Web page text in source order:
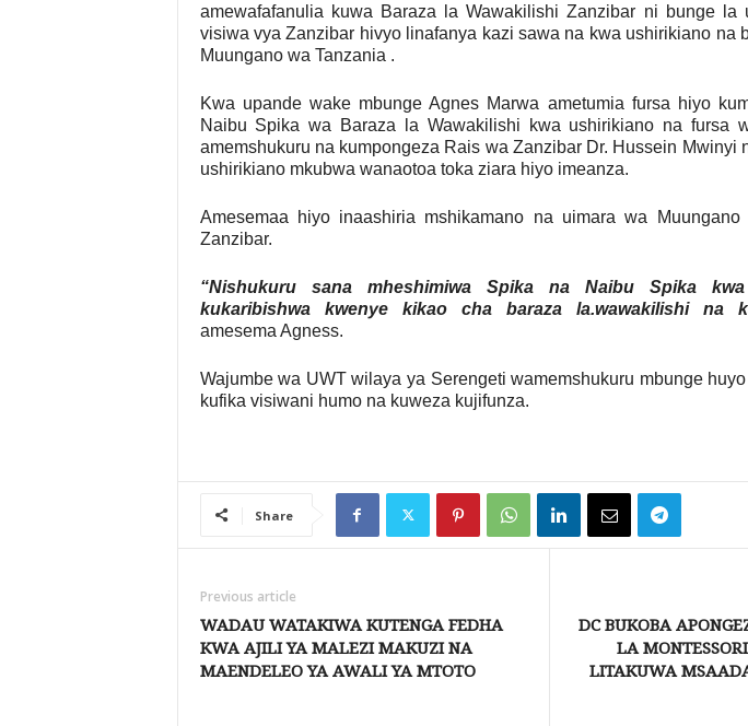
amewafafanulia kuwa Baraza la Wawakilishi Zanzibar ni bunge la
visiwa vya Zanzibar hivyo linafanya kazi sawa na kwa ushirikiano na
Muungano wa Tanzania .
Kwa upande wake mbunge Agnes Marwa ametumia fursa hiyo
Naibu Spika wa Baraza la Wawakilishi kwa ushirikiano na fursa
amemshukuru na kumpongeza Rais wa Zanzibar Dr. Hussein Mwinyi
ushirikiano mkubwa wanaotoa toka ziara hiyo imeanza.
Amesemaa hiyo inaashiria mshikamano na uimara wa Muungano
Zanzibar.
“Nishukuru sana mheshimiwa Spika na Naibu Spika
kukaribishwa kwenye kikao cha baraza la.wawakilishi na
amesema Agness.
Wajumbe wa UWT wilaya ya Serengeti wamemshukuru mbunge
kufika visiwani humo na kuweza kujifunza.
Share
Previous article
WADAU WATAKIWA KUTENGA FEDHA
KWA AJILI YA MALEZI MAKUZI NA
MAENDELEO YA AWALI YA MTOTO
DC BUKOBA
LA
LITAKUWA